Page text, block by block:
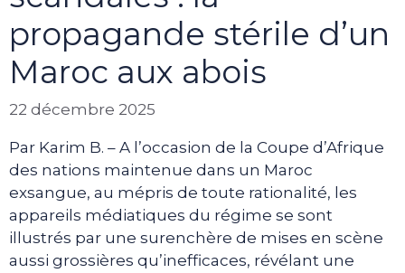
propagande stérile d’un
Maroc aux abois
22 décembre 2025
Par Karim B. – A l’occasion de la Coupe d’Afrique
des nations maintenue dans un Maroc
exsangue, au mépris de toute rationalité, les
appareils médiatiques du régime se sont
illustrés par une surenchère de mises en scène
aussi grossières qu’inefficaces, révélant une